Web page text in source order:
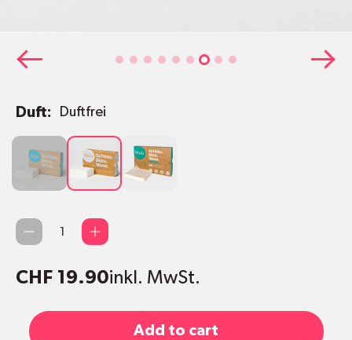
Duft: Duftfrei
AlpenfrischDuftfrei Applecadabra
Qty
CHF 19.90inkl. MwSt.
Add to cart